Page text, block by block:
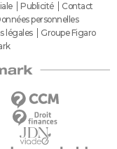
Publicité
Contact
personnelles
légales
Groupe Figaro